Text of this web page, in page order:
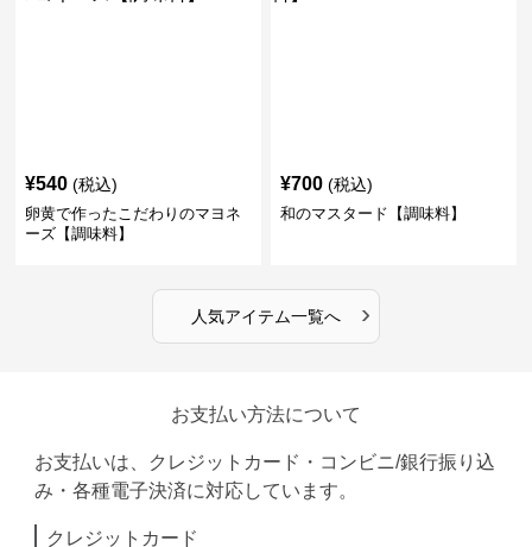
¥540 (税込)
卵黄で作ったこだわりのマヨネ
ーズ【調味料】
¥700 (税込)
和のマスタード【調味料】
人気アイテム一覧へ ›
お支払い方法について
お支払いは、クレジットカード・コンビニ/銀行振り込
み・各種電子決済に対応しています。
クレジットカード